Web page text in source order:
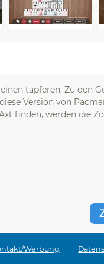
tapferen. Zu den
Version von
finden, werden die
Werbung